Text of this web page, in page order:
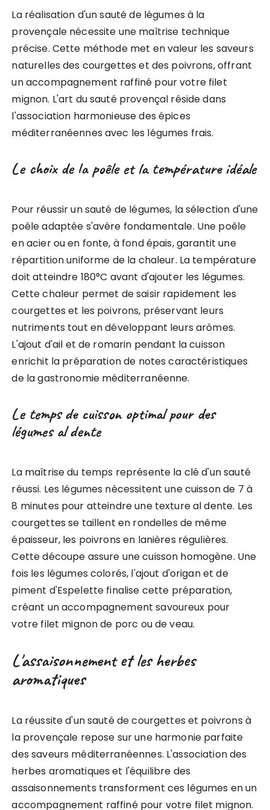
La réalisation d'un sauté de légumes à la
provençale nécessite une maîtrise technique
précise. Cette méthode met en valeur les saveurs
naturelles des courgettes et des poivrons, offrant
un accompagnement raffiné pour votre filet
mignon. L'art du sauté provençal réside dans
l'association harmonieuse des épices
méditerranéennes avec les légumes frais.
Le choix de la poêle et la température idéale
Pour réussir un sauté de légumes, la sélection d'une
poêle adaptée s'avère fondamentale. Une poêle
en acier ou en fonte, à fond épais, garantit une
répartition uniforme de la chaleur. La température
doit atteindre 180°C avant d'ajouter les légumes.
Cette chaleur permet de saisir rapidement les
courgettes et les poivrons, préservant leurs
nutriments tout en développant leurs arômes.
L'ajout d'ail et de romarin pendant la cuisson
enrichit la préparation de notes caractéristiques
de la gastronomie méditerranéenne.
Le temps de cuisson optimal pour des
légumes al dente
La maîtrise du temps représente la clé d'un sauté
réussi. Les légumes nécessitent une cuisson de 7 à
8 minutes pour atteindre une texture al dente. Les
courgettes se taillent en rondelles de même
épaisseur, les poivrons en lanières régulières.
Cette découpe assure une cuisson homogène. Une
fois les légumes colorés, l'ajout d'origan et de
piment d'Espelette finalise cette préparation,
créant un accompagnement savoureux pour
votre filet mignon de porc ou de veau.
L'assaisonnement et les herbes
aromatiques
La réussite d'un sauté de courgettes et poivrons à
la provençale repose sur une harmonie parfaite
des saveurs méditerranéennes. L'association des
herbes aromatiques et l'équilibre des
assaisonnements transforment ces légumes en un
accompagnement raffiné pour votre filet mignon.